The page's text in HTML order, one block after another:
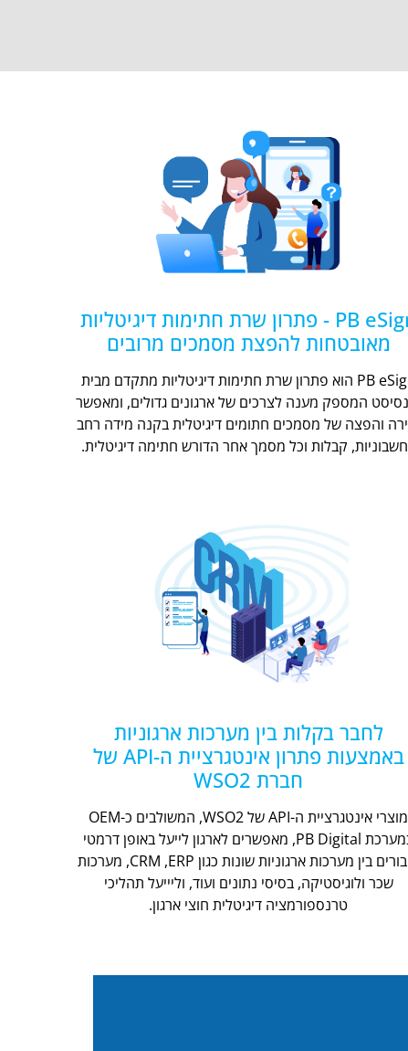
PB eSign - פתרון שרת חתימות דיגיטליות
מאובטחות להפצת מסמכים מרובים
PB eSign הוא פתרון שרת חתימות דיגיטליות מתקדם מבית
המספק מענה לצרכים של ארגונים גדולים, ומאפשר
והפצה של מסמכים חתומים דיגיטלית בקנה מידה רחב
קבלות וכל מסמך אחר הדורש חתימה דיגיטלית.
לחבר בקלות בין מערכות ארגוניות
באמצעות פתרון אינטגרציית ה-API של
חברת WSO2
מוצרי אינטגרציית ה-API של WSO2, המשולבים כ-OEM
במערכת PB Digital, מאפשרים לארגון לייעל באופן דרמטי
חיבורים בין מערכות ארגוניות שונות כגון CRM ,ERP, מערכות
שכר ולוגיסטיקה, בסיסי נתונים ועוד, וליייעל תהליכי
טרנספורמציה דיגיטלית חוצי ארגון.